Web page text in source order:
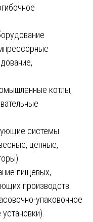
котлы,
системы
цепные,
пищевых,
производств
упаковочное